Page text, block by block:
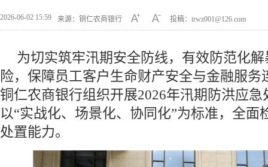
2026-06-02 15:59 来源：铜仁农商银行 投稿：trwz001@126.com
为切实筑牢汛期安全防线，有效防范化
险，保障员工客户生命财产安全与金融服务
铜仁农商银行组织开展2026年汛期防洪应
以“实战化、场景化、协同化”为标准，全面
处置能力。